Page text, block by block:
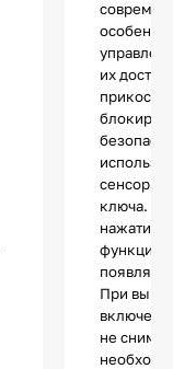
их
сенсор с
ключа.
нажатии
функции
При
не